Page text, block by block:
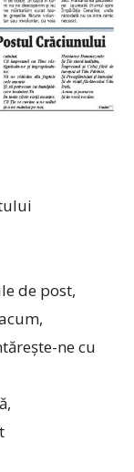
de post,
ne cu